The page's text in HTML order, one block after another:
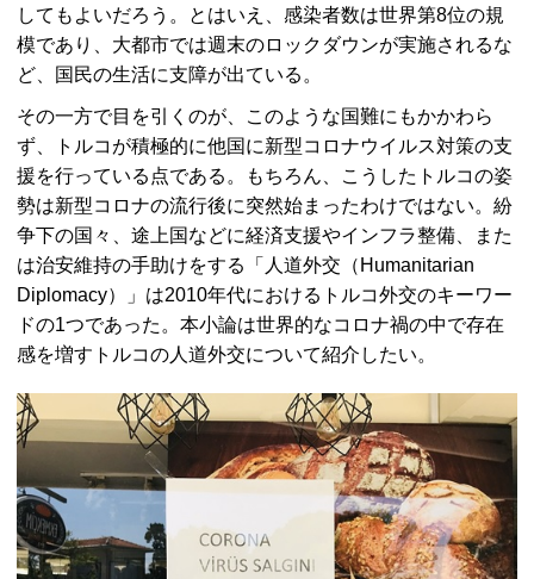
してもよいだろう。とはいえ、感染者数は世界第8位の規
模であり、大都市では週末のロックダウンが実施されるな
ど、国民の生活に支障が出ている。
その一方で目を引くのが、このような国難にもかかわら
ず、トルコが積極的に他国に新型コロナウイルス対策の支
援を行っている点である。もちろん、こうしたトルコの姿
勢は新型コロナの流行後に突然始まったわけではない。紛
争下の国々、途上国などに経済支援やインフラ整備、また
は治安維持の手助けをする「人道外交（Humanitarian
Diplomacy）」は2010年代におけるトルコ外交のキーワー
ドの1つであった。本小論は世界的なコロナ禍の中で存在
感を増すトルコの人道外交について紹介したい。